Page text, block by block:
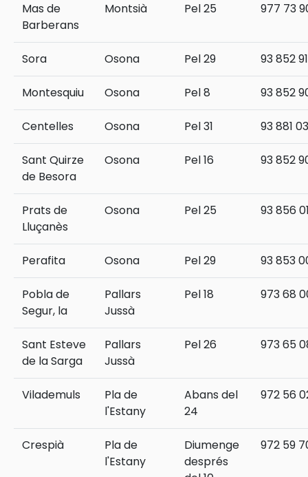
Mas de
Barberans
Montsià Pel 25 977 73
Sora Osona Pel 29 93 852
Montesquiu Osona Pel 8 93 852
Centelles Osona Pel 31 93 881
Sant Quirze
de Besora
Osona Pel 16 93 852
Prats de
Lluçanès
Osona Pel 25 93 856
Perafita Osona Pel 29 93 853
Pobla de
Segur, la
Pallars
Jussà
Pel 18 973 68
Sant Esteve
de la Sarga
Pallars
Jussà
Pel 26 973 65
Vilademuls
Pla de
l'Estany
Abans del
24
972 56
Crespià
Pla de
l'Estany
Diumenge
després
972 59